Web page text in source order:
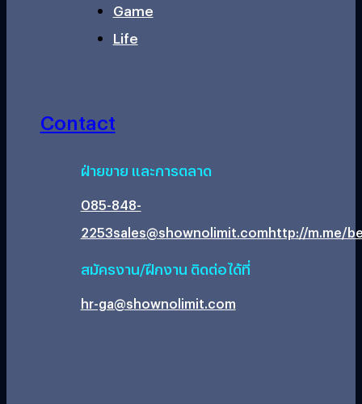
Game
Life
Contact
ฝ่ายขาย และการตลาด
085-848-
2253sales@shownolimit.comhttp://m.me/
สมัครงาน/ฝึกงาน ติดต่อได้ที่
hr-ga@shownolimit.com